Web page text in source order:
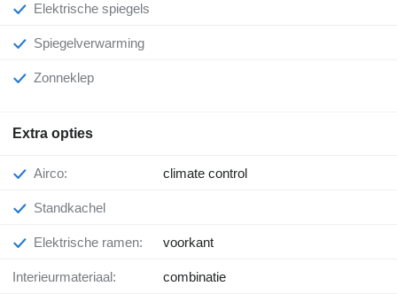
Elektrische spiegels
Spiegelverwarming
Zonneklep
Extra opties
Airco: climate control
Standkachel
Elektrische ramen: voorkant
Interieurmateriaal: combinatie